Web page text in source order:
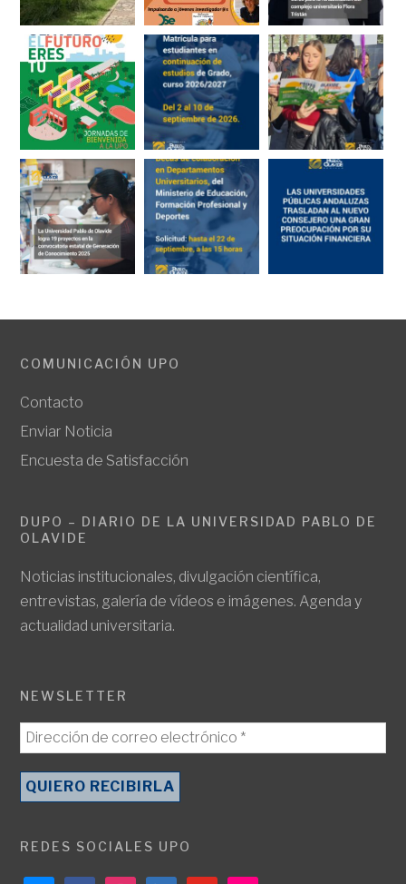
COMUNICACIÓN UPO
Contacto
Enviar Noticia
Encuesta de Satisfacción
DUPO – DIARIO DE LA UNIVERSIDAD PABLO DE
OLAVIDE
Noticias institucionales, divulgación científica,
entrevistas, galería de vídeos e imágenes. Agenda y
actualidad universitaria.
NEWSLETTER
REDES SOCIALES UPO